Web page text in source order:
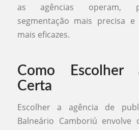
as agências operam,
segmentação mais precisa e
mais eficazes.
Como Escolher
Certa
Escolher a agência de
Balneário Camboriú envolve